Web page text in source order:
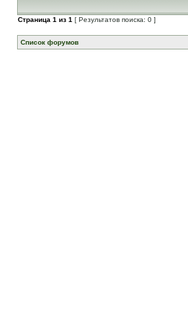
Страница 1 из 1 [ Результатов поиска: 0 ]
Список форумов